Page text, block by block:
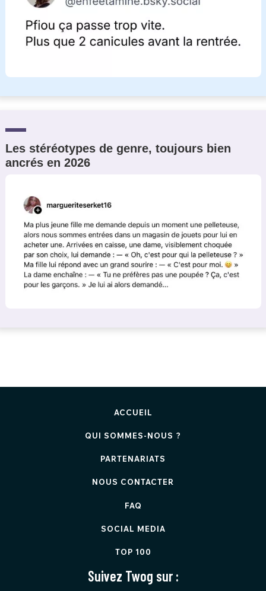
Les stéréotypes de genre, toujours bien
ancrés en 2026
ACCUEIL
QUI SOMMES-NOUS ?
PARTENARIATS
NOUS CONTACTER
FAQ
SOCIAL MEDIA
TOP 100
Suivez Twog sur :